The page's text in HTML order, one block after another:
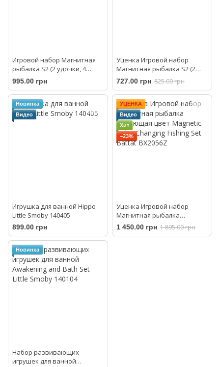
Игровой набор Магнитная
рыбалка S2 (2 удочки, 4
рыбки) Battat Lite BT2763Z
995.00 грн
Уценка Игровой набор
Магнитная рыбалка S2 (2
удочки, 4 рыбки) Magnetic
Fishing Play set Battat Lite
BT2763Z
727.00 грн 825.00 грн
Новинка
Видео
Игрушка для ванной Hippo
Little Smoby 140405
899.00 грн
УЦЕНКА
Видео
Хит
−23%
Уценка Игровой набор
Магнитная рыбалка
меняющая цвет Magnetic
Color Changing Fishing Set
1 450.00 грн 1 895.00 грн
Новинка
Набор развивающих
игрушек для ванной